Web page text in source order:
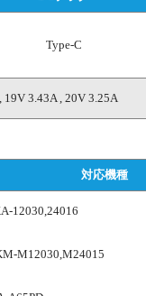
Type-C
19V 3.43A , 20V 3.25A
対応機種